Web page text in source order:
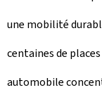
une mobilité
centaines de
automobile